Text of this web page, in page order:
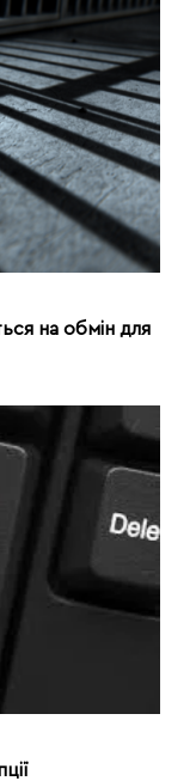
на обмін для